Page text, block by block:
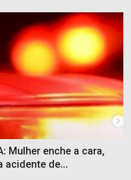
Mulher enche a cara,
acidente de...